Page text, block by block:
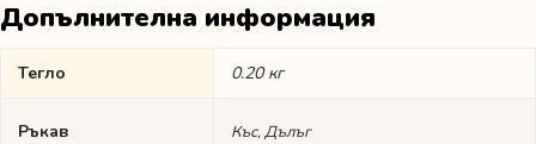
Допълнителна информация
Тегло 0.20 кг
Ръкав Къс, Дълъг